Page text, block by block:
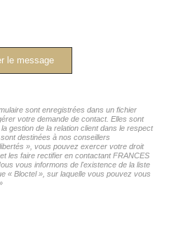
le message
sont enregistrées dans un fichier
votre demande de contact. Elles sont
gestion de la relation client dans le respect
destinées à nos conseillers
», vous pouvez exercer votre droit
les faire rectifier en contactant FRANCES
vous informons de l'existence de la liste
« Bloctel », sur laquelle vous pouvez vous